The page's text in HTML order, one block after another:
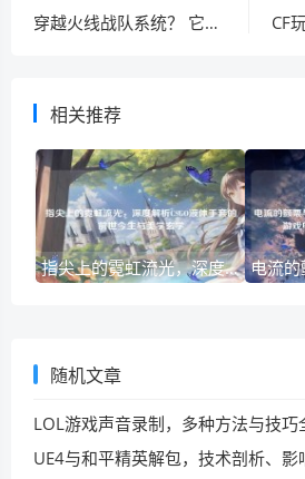
穿越火线战队系统？ 它能帮助我们提升游戏体验吗
相关推荐
指尖上的霓虹流光，深度解析CSGO液体手套的前世今生与美学玄学
随机文章
LOL游戏声音录制，多种方法与技巧
UE4与和平精英解包，技术剖析、影